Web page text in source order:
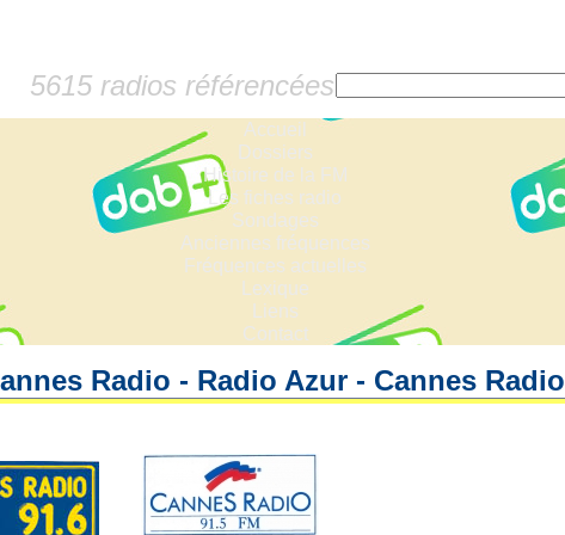
5615 radios référencées
Accueil
Dossiers
Histoire de la FM
Les fiches radio
Sondages
Anciennes fréquences
Fréquences actuelles
Lexique
Liens
Contact
Radio - Radio Azur - Cannes Radio